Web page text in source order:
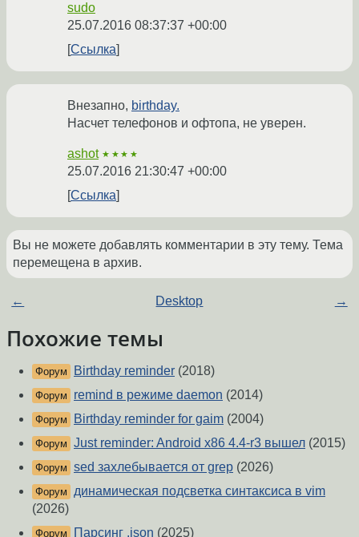
sudo
25.07.2016 08:37:37 +00:00
Ссылка
Внезапно, birthday.
Насчет телефонов и офтопа, не уверен.
ashot ★★★★
25.07.2016 21:30:47 +00:00
Ссылка
Вы не можете добавлять комментарии в эту тему. Тема
перемещена в архив.
← Desktop →
Похожие темы
Форум Birthday reminder (2018)
Форум remind в режиме daemon (2014)
Форум Birthday reminder for gaim (2004)
Форум Just reminder: Android x86 4.4-r3 вышел (2015)
Форум sed захлебывается от grep (2026)
Форум
динамическая подсветка синтаксиса в vim
(2026)
Форум Парсинг .json (2025)